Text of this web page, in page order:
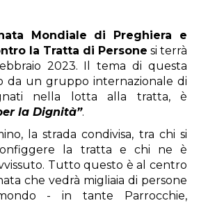
Mondiale di Preghiera e
la Tratta di Persone si terrà
2023. Il tema di questa
da un gruppo internazionale di
nella lotta alla tratta, è
la Dignità”.
la strada condivisa, tra chi si
la tratta e chi ne è
Tutto questo è al centro
che vedrà migliaia di persone
- in tante Parrocchie,